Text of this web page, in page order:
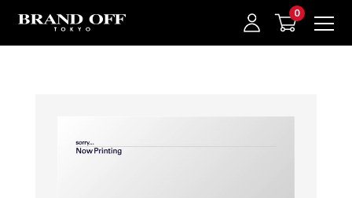
中古名牌業界No.1的BRAND OFF。BRAND OFF官網購物/h1>
登入/註冊